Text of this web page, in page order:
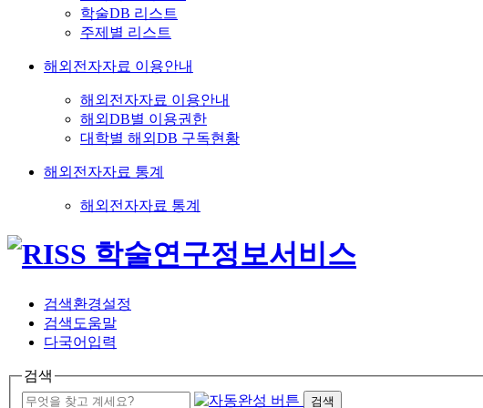
학술DB 리스트
주제별 리스트
해외전자자료 이용안내
해외전자자료 이용안내
해외DB별 이용권한
대학별 해외DB 구독현황
해외전자자료 통계
해외전자자료 통계
검색환경설정
검색도움말
다국어입력
검색
검색